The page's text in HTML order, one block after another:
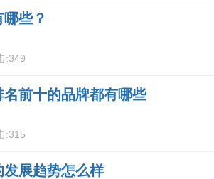
些？
:349
前十的品牌都有哪些
:315
展趋势怎么样